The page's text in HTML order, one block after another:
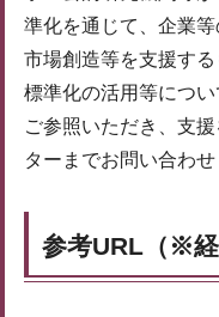
準化を通じて、企業
市場創造等を⽀援する
標準化の活用等につ
ご参照いただき、支
ターまでお問い合わせ
参考URL（※経